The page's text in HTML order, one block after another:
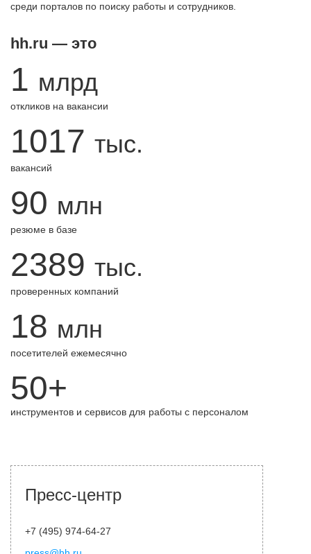
среди порталов по поиску работы и сотрудников.
hh.ru — это
1 млрд
откликов на вакансии
1017 тыс.
вакансий
90 млн
резюме в базе
2389 тыс.
проверенных компаний
18 млн
посетителей ежемесячно
50+
инструментов и сервисов для работы с персоналом
Пресс-центр
+7 (495) 974-64-27